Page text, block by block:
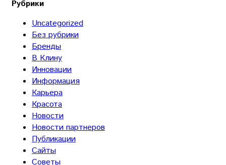
Рубрики
Uncategorized
Без рубрики
Бренды
В Клину
Инновации
Информация
Карьера
Красота
Новости
Новости партнеров
Публикации
Сайты
Советы